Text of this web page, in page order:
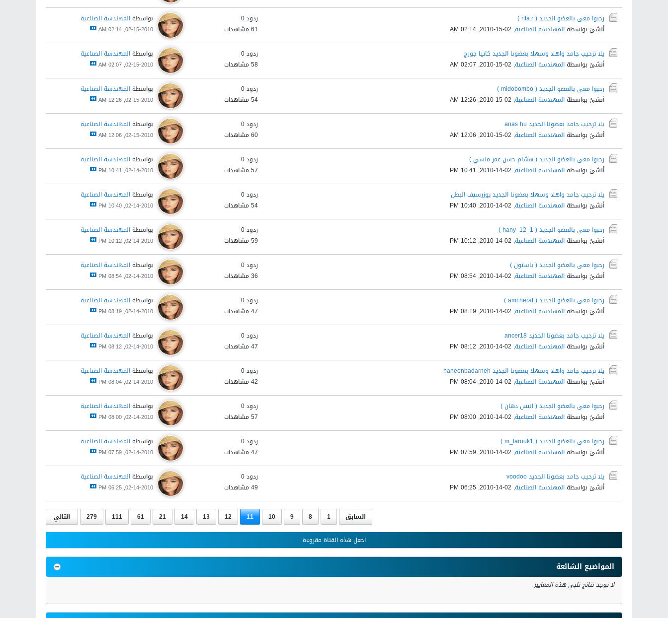
رحبوا معى بالعضو الجديد ( rita.r )
أنشئ بواسطةالمهندسة الصناعية,
02-15-2010, 02:14 AM
ردود 0
61 مشاهدات
بواسطةالمهندسة الصناعية
02-15-2010, 02:14 AM
يلا ترحيب جامد واهلا وسهلا بعضونا الجديد كاتيا جورج
أنشئ بواسطةالمهندسة الصناعية,
02-15-2010, 02:07 AM
ردود 0
58 مشاهدات
بواسطةالمهندسة الصناعية
02-15-2010, 02:07 AM
رحبوا معى بالعضو الجديد ( midobombo )
أنشئ بواسطةالمهندسة الصناعية,
02-15-2010, 12:26 AM
ردود 0
54 مشاهدات
بواسطةالمهندسة الصناعية
02-15-2010, 12:26 AM
يلا ترحيب جامد بعضونا الجديد anas hu
أنشئ بواسطةالمهندسة الصناعية,
02-15-2010, 12:06 AM
ردود 0
60 مشاهدات
بواسطةالمهندسة الصناعية
02-15-2010, 12:06 AM
رحبوا معى بالعضو الجديد ( هشام حسن عمر منسي )
أنشئ بواسطةالمهندسة الصناعية,
02-14-2010, 10:41 PM
ردود 0
57 مشاهدات
بواسطةالمهندسة الصناعية
02-14-2010, 10:41 PM
يلا ترحيب جامد واهلا وسهلا بعضونا الجديد يوزرسيف البطل
أنشئ بواسطةالمهندسة الصناعية,
02-14-2010, 10:40 PM
ردود 0
54 مشاهدات
بواسطةالمهندسة الصناعية
02-14-2010, 10:40 PM
رحبوا معى بالعضو الجديد ( hany_12_1 )
أنشئ بواسطةالمهندسة الصناعية,
02-14-2010, 10:12 PM
ردود 0
59 مشاهدات
بواسطةالمهندسة الصناعية
02-14-2010, 10:12 PM
رحبوا معى بالعضو الجديد ( باستون )
أنشئ بواسطةالمهندسة الصناعية,
02-14-2010, 08:54 PM
ردود 0
36 مشاهدات
بواسطةالمهندسة الصناعية
02-14-2010, 08:54 PM
رحبوا معى بالعضو الجديد ( amr.herat )
أنشئ بواسطةالمهندسة الصناعية,
02-14-2010, 08:19 PM
ردود 0
47 مشاهدات
بواسطةالمهندسة الصناعية
02-14-2010, 08:19 PM
يلا ترحيب جامد بعضونا الجديد ancer18
أنشئ بواسطةالمهندسة الصناعية,
02-14-2010, 08:12 PM
ردود 0
47 مشاهدات
بواسطةالمهندسة الصناعية
02-14-2010, 08:12 PM
يلا ترحيب جامد واهلا وسهلا بعضونا الجديد haneenbadarneh
أنشئ بواسطةالمهندسة الصناعية,
02-14-2010, 08:04 PM
ردود 0
42 مشاهدات
بواسطةالمهندسة الصناعية
02-14-2010, 08:04 PM
رحبوا معى بالعضو الجديد ( انيس دهان )
أنشئ بواسطةالمهندسة الصناعية,
02-14-2010, 08:00 PM
ردود 0
57 مشاهدات
بواسطةالمهندسة الصناعية
02-14-2010, 08:00 PM
رحبوا معى بالعضو الجديد ( m_farouk1 )
أنشئ بواسطةالمهندسة الصناعية,
02-14-2010, 07:59 PM
ردود 0
47 مشاهدات
بواسطةالمهندسة الصناعية
02-14-2010, 07:59 PM
يلا ترحيب جامد بعضونا الجديد voodoo
أنشئ بواسطةالمهندسة الصناعية,
02-14-2010, 06:25 PM
ردود 0
49 مشاهدات
بواسطةالمهندسة الصناعية
02-14-2010, 06:25 PM
السابق 1
8
9
10
11
12
13
14
21
61
111
279 التالي
اجعل هذه القناة مقروءة
المواضيع الشائعة
لا توجد نتائج تلبي هذه المعايير.